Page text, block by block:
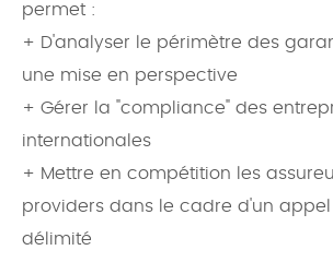
permet :
+ D'analyser le périmètre des
une mise en perspective
+ Gérer la "compliance" des
internationales
+ Mettre en compétition les
providers dans le cadre d'un appel
délimité